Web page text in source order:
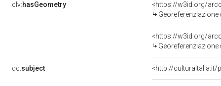
clv:hasGeometry
<https://w3id.org/
<https://w3id.org/
Georeferenziazione
dc:subject <http://culturaitalia.it/